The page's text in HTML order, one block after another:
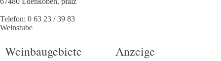
Telefon: 0 63 23 / 39 83
Weinstube
Weinbaugebiete Anzeige